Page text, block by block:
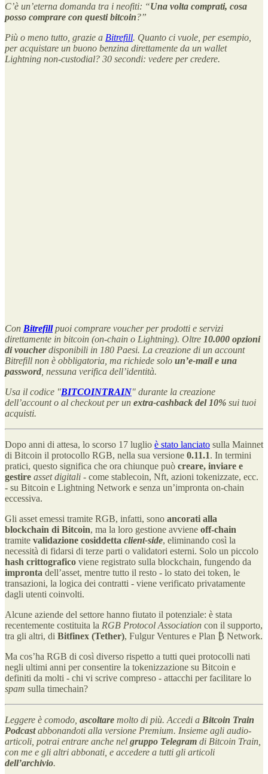
C’è un’eterna domanda tra i neofiti: “Una volta comprati, cosa
posso comprare con questi bitcoin?”
Più o meno tutto, grazie a Bitrefill. Quanto ci vuole, per esempio,
per acquistare un buono benzina direttamente da un wallet
Lightning non-custodial? 30 secondi: vedere per credere.
Con Bitrefillpuoi comprare voucher per prodotti e servizi
direttamente in bitcoin (on-chain o Lightning). Oltre 10.000 opzioni
di voucherdisponibili in 180 Paesi. La creazione di un account
Bitrefill non è obbligatoria, ma richiede solo un’e-mail e una
password , nessuna verifica dell’identità.
Usa il codice "BITCOINTRAIN" durante la creazione
dell’account o al checkout per un extra-cashback del 10% sui tuoi
acquisti.
Dopo anni di attesa, lo scorso 17 luglio è stato lanciato sulla Mainnet
di Bitcoin il protocollo RGB, nella sua versione 0.11.1. In termini
pratici, questo significa che ora chiunque può creare, inviare e
gestire asset digitali - come stablecoin, Nft, azioni tokenizzate, ecc.
- su Bitcoin e Lightning Network e senza un’impronta on-chain
eccessiva.
Gli asset emessi tramite RGB, infatti, sono ancorati alla
blockchain di Bitcoin, ma la loro gestione avviene off-chain
tramite validazione cosiddetta client-side, eliminando così la
necessità di fidarsi di terze parti o validatori esterni. Solo un piccolo
hash crittografico viene registrato sulla blockchain, fungendo da
impronta dell’asset, mentre tutto il resto - lo stato dei token, le
transazioni, la logica dei contratti - viene verificato privatamente
dagli utenti coinvolti.
Alcune aziende del settore hanno fiutato il potenziale: è stata
recentemente costituita la RGB Protocol Association con il supporto,
tra gli altri, di Bitfinex (Tether), Fulgur Ventures e Plan ₿ Network.
Ma cos’ha RGB di così diverso rispetto a tutti quei protocolli nati
negli ultimi anni per consentire la tokenizzazione su Bitcoin e
definiti da molti - chi vi scrive compreso - attacchi per facilitare lo
spam sulla timechain?
Leggere è comodo, ascoltare molto di più. Accedi a Bitcoin Train
Podcastabbonandoti alla versione Premium. Insieme agli audio-
articoli, potrai entrare anche nel gruppo Telegram di Bitcoin Train,
con me e gli altri abbonati, e accedere a tutti gli articoli
dell’archivio.